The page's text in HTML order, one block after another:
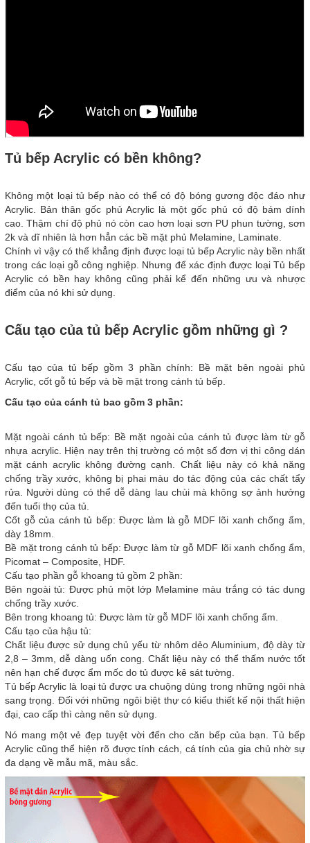
Tủ bếp Acrylic có bền không?
Không một loại tủ bếp nào có thể có độ bóng gương độc đáo như
Acrylic. Bản thân gốc phủ Acrylic là một gốc phủ có độ bám dính
cao. Thậm chí độ phủ nó còn cao hơn loại sơn PU phun tường, sơn
2k và dĩ nhiên là hơn hẳn các bề mặt phủ Melamine, Laminate.
Chính vì vậy có thể khẳng định được loại tủ bếp Acrylic này bền nhất
trong các loại gỗ công nghiệp. Nhưng để xác định được loại Tủ bếp
Acrylic có bền hay không cũng phải kể đến những ưu và nhược
điểm của nó khi sử dụng.
Cấu tạo của tủ bếp Acrylic gồm những gì ?
Cấu tạo của tủ bếp gồm 3 phần chính: Bề mặt bên ngoài phủ
Acrylic, cốt gỗ tủ bếp và bề mặt trong cánh tủ bếp.
Cấu tạo của cánh tủ bao gồm 3 phần:
Mặt ngoài cánh tủ bếp: Bề mặt ngoài của cánh tủ được làm từ gỗ
nhựa acrylic. Hiện nay trên thị trường có một số đơn vị thi công dán
mặt cánh acrylic không đường cạnh. Chất liệu này có khả năng
chống trầy xước, không bị phai màu do tác động của các chất tẩy
rửa. Người dùng có thể dễ dàng lau chùi mà không sợ ảnh hưởng
đến tuổi thọ của tủ.
Cốt gỗ của cánh tủ bếp: Được làm là gỗ MDF lõi xanh chống ẩm,
dày 18mm.
Bề mặt trong cánh tủ bếp: Được làm từ gỗ MDF lõi xanh chống ẩm,
Picomat – Composite, HDF.
Cấu tạo phần gỗ khoang tủ gồm 2 phần:
Bên ngoài tủ: Được phủ một lớp Melamine màu trắng có tác dụng
chống trầy xước.
Bên trong khoang tủ: Được làm từ gỗ MDF lõi xanh chống ẩm.
Cấu tạo của hậu tủ:
Chất liệu được sử dụng chủ yếu từ nhôm dẻo Aluminium, độ dày từ
2,8 – 3mm, dễ dàng uốn cong. Chất liệu này có thể thấm nước tốt
nên hạn chế được ẩm mốc do tủ được kê sát tường.
Tủ bếp Acrylic là loại tủ được ưa chuộng dùng trong những ngôi nhà
sang trọng. Đối với những ngôi biệt thự có kiểu thiết kế nội thất hiện
đại, cao cấp thì càng nên sử dụng.
Nó mang một vẻ đẹp tuyệt vời đến cho căn bếp của bạn. Tủ bếp
Acrylic cũng thể hiện rõ được tính cách, cá tính của gia chủ nhờ sự
đa dạng về mẫu mã, màu sắc.